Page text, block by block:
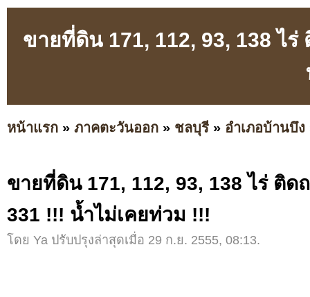
ขายที่ดิน 171, 112, 93, 138 ไ
หน้าแรก » ภาคตะวันออก » ชลบุรี » อำเภอบ้านบึง
ขายที่ดิน 171, 112, 93, 138 ไร่ ติด
331 !!! น้ำไม่เคยท่วม !!!
โดย Ya ปรับปรุงล่าสุดเมื่อ 29 ก.ย. 2555, 08:13.